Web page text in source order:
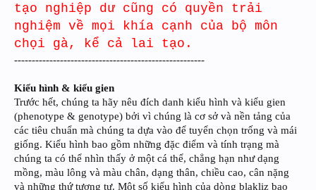
tạo nghiệp dư cũng có quyền trải
nghiệm về mọi khía cạnh của bộ môn
chọi gà, kể cả lai tạo.
------------------------------------------------------
Kiểu hình & kiểu gien
Trước hết, chúng ta hãy nêu đích danh kiểu hình và kiểu gien
(phenotype & genotype) bởi vì chúng là cơ sở và nền tảng của
các tiêu chuẩn mà chúng ta dựa vào để tuyển chọn trống và mái
giống. Kiểu hình bao gồm những đặc điểm và tính trạng mà
chúng ta có thể nhìn thấy ở một cá thể, chẳng hạn như dạng
mồng, màu lông và màu chân, dạng thân, chiều cao, cân nặng
và những thứ tương tự. Một số kiểu hình của dòng blakliz bao